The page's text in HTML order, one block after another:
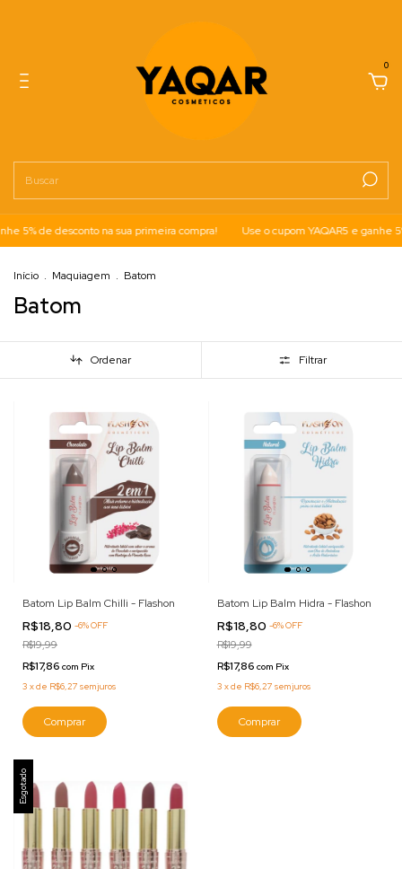
0
5% de desconto na sua primeira compra! Use o cupom YAQAR5 e ganhe
Início . Maquiagem . Batom
Batom
Ordenar Filtrar
Batom Lip Balm Chilli - Flashon
R$18,80 -6%OFF
R$19,99
R$17,86 com Pix
3 xde R$6,27 sem juros
Comprar
Batom Lip Balm Hidra - Flashon
R$18,80 -6%OFF
R$19,99
R$17,86 com Pix
3 xde R$6,27 sem juros
Comprar
Esgotado